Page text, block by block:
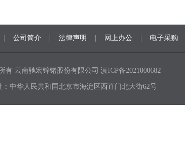
公司简介 法律声明 网上办公 电子采购
有 云南驰宏锌锗股份有限公司 滇ICP备2021000682
：中华人民共和国北京市海淀区西直门北大街62号